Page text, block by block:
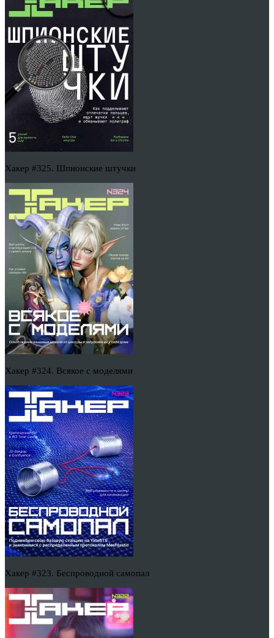
Хакер #325. Шпионские штучки
Хакер #324. Всякое с моделями
Хакер #323. Беспроводной самопал